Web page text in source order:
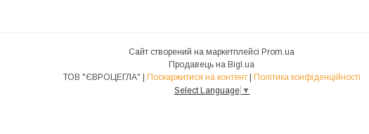
Сайт створений на маркетплейсі Prom.ua
Продавець на Bigl.ua
Поскаржитися на контент
Політика конфіденційності
Select Language ▼